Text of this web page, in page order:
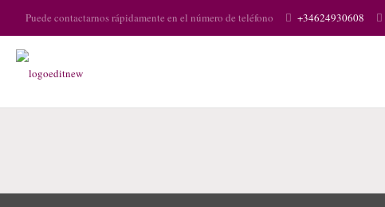
Puede contactarnos rápidamente en el número de teléfono +34624930608